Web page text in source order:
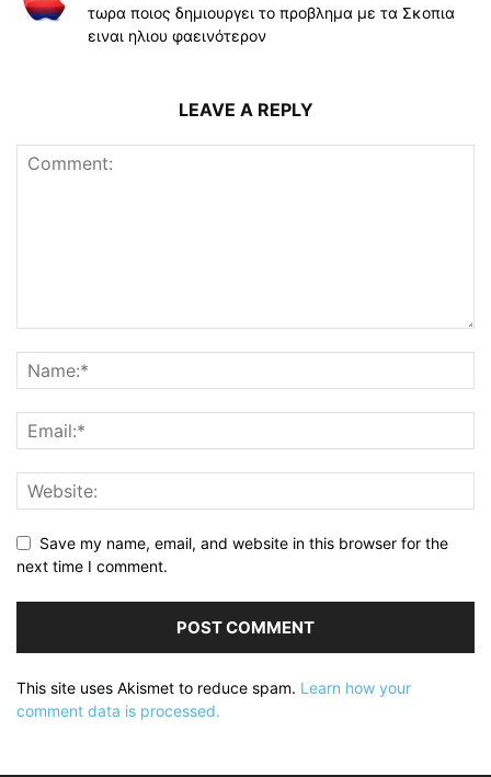
τωρα ποιος δημιουργει το προβλημα με τα Σκοπια
ειναι ηλιου φαεινότερον
LEAVE A REPLY
Save my name, email, and website in this browser for the
next time I comment.
This site uses Akismet to reduce spam. Learn how your
comment data is processed.